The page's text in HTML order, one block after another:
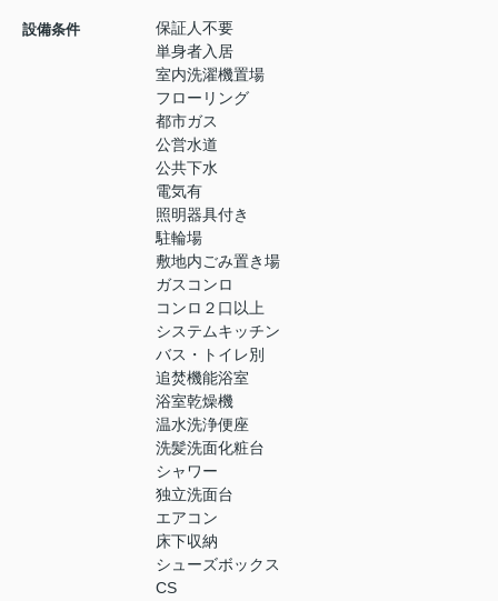
設備条件
保証人不要
単身者入居
室内洗濯機置場
フローリング
都市ガス
公営水道
公共下水
電気有
照明器具付き
駐輪場
敷地内ごみ置き場
ガスコンロ
コンロ２口以上
システムキッチン
バス・トイレ別
追焚機能浴室
浴室乾燥機
温水洗浄便座
洗髪洗面化粧台
シャワー
独立洗面台
エアコン
床下収納
シューズボックス
CS